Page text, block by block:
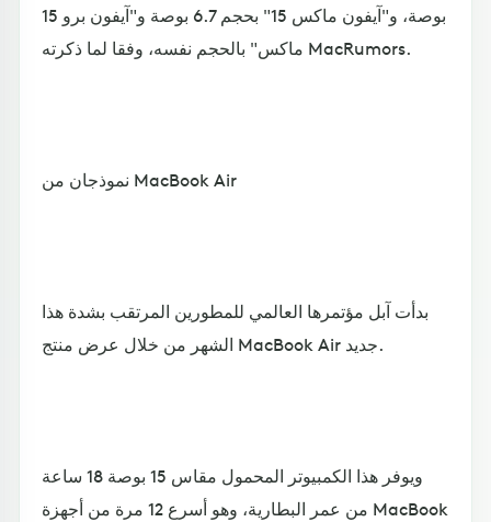
بوصة، و"آيفون ماكس 15" بحجم 6.7 بوصة و"آيفون برو 15
ماكس" بالحجم نفسه، وفقا لما ذكرته MacRumors.
نموذجان من MacBook Air
بدأت آبل مؤتمرها العالمي للمطورين المرتقب بشدة هذا
الشهر من خلال عرض منتج MacBook Air جديد.
ويوفر هذا الكمبيوتر المحمول مقاس 15 بوصة 18 ساعة
من عمر البطارية، وهو أسرع 12 مرة من أجهزة MacBook